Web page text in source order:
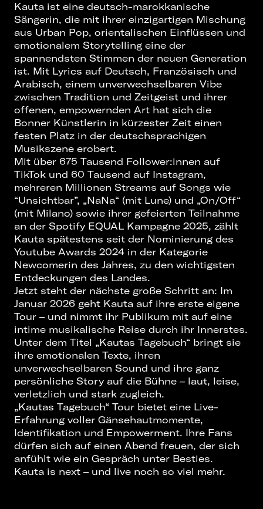
Kauta ist eine deutsch-marokkanische
Sängerin, die mit ihrer einzigartigen Mischung
aus Urban Pop, orientalischen Einflüssen und
emotionalem Storytelling eine der
spannendsten Stimmen der neuen Generation
ist. Mit Lyrics auf Deutsch, Französisch und
Arabisch, einem unverwechselbaren Vibe
zwischen Tradition und Zeitgeist und ihrer
offenen, empowernden Art hat sich die
Bonner Künstlerin in kürzester Zeit einen
festen Platz in der deutschsprachigen
Musikszene erobert.
Mit über 675 Tausend Follower:innen auf
TikTok und 60 Tausend auf Instagram,
mehreren Millionen Streams auf Songs wie
“Unsichtbar”, „NaNa“ (mit Lune) und „On/Off“
(mit Milano) sowie ihrer gefeierten Teilnahme
an der Spotify EQUAL Kampagne 2025, zählt
Kauta spätestens seit der Nominierung des
Youtube Awards 2024 in der Kategorie
Newcomerin des Jahres, zu den wichtigsten
Entdeckungen des Landes.
Jetzt steht der nächste große Schritt an: Im
Januar 2026 geht Kauta auf ihre erste eigene
Tour – und nimmt ihr Publikum mit auf eine
intime musikalische Reise durch ihr Innerstes.
Unter dem Titel „Kautas Tagebuch“ bringt sie
ihre emotionalen Texte, ihren
unverwechselbaren Sound und ihre ganz
persönliche Story auf die Bühne – laut, leise,
verletzlich und stark zugleich.
„Kautas Tagebuch“ Tour bietet eine Live-
Erfahrung voller Gänsehautmomente,
Identifikation und Empowerment. Ihre Fans
dürfen sich auf einen Abend freuen, der sich
anfühlt wie ein Gespräch unter Besties.
Kauta is next – und live noch so viel mehr.